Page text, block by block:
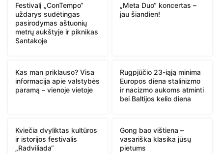
Festivalį „ConTempo“
uždarys sudėtingas
pasirodymas aštuonių
metrų aukštyje ir piknikas
Santakoje
„Meta Duo“ koncertas –
jau šiandien!
Kas man priklauso? Visa
informacija apie valstybės
paramą – vienoje vietoje
Rugpjūčio 23-iąją minima
Europos diena stalinizmo
ir nacizmo aukoms atminti
bei Baltijos kelio diena
Kviečia dvyliktas kultūros
ir istorijos festivalis
„Radviliada“
Gong bao vištiena –
vasariška klasika jūsų
pietums